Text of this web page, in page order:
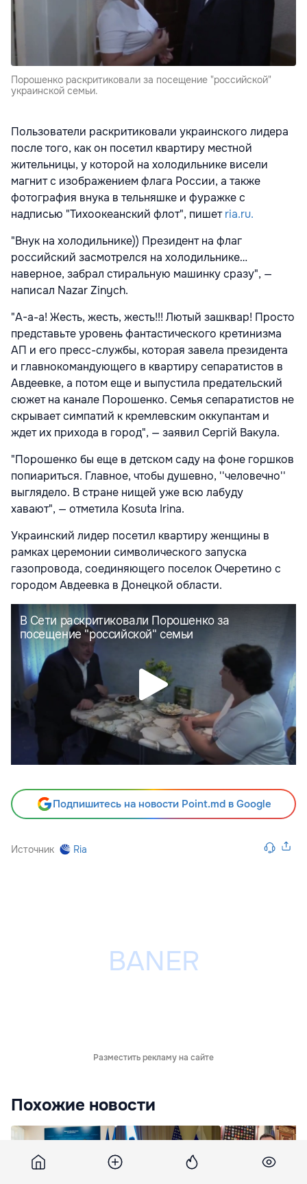
Порошенко раскритиковали за посещение "российской"
украинской семьи.
Пользователи раскритиковали украинского лидера
после того, как он посетил квартиру местной
жительницы, у которой на холодильнике висели
магнит с изображением флага России, а также
фотография внука в тельняшке и фуражке с
надписью "Тихоокеанский флот", пишетria.ru.
"Внук на холодильнике)) Президент на флаг
российский засмотрелся на холодильнике…
наверное, забрал стиральную машинку сразу", —
написал Nazar Zinych.
"А-а-а! Жесть, жесть, жесть!!! Лютый зашквар! Просто
представьте уровень фантастического кретинизма
АП и его пресс-службы, которая завела президента
и главнокомандующего в квартиру сепаратистов в
Авдеевке, а потом еще и выпустила предательский
сюжет на канале Порошенко. Семья сепаратистов не
скрывает симпатий к кремлевским оккупантам и
ждет их прихода в город", — заявил Сергiй Вакула.
"Порошенко бы еще в детском саду на фоне горшков
попиариться. Главное, чтобы душевно, ''человечно''
выглядело. В стране нищей уже всю лабуду
хавают", — отметила Kosuta Irina.
Украинский лидер посетил квартиру женщины в
рамках церемонии символического запуска
газопровода, соединяющего поселок Очеретино с
городом Авдеевка в Донецкой области.
Подпишитесь на новости Point.md в Google
Источник Ria
Разместить рекламу на сайте
Похожие новости